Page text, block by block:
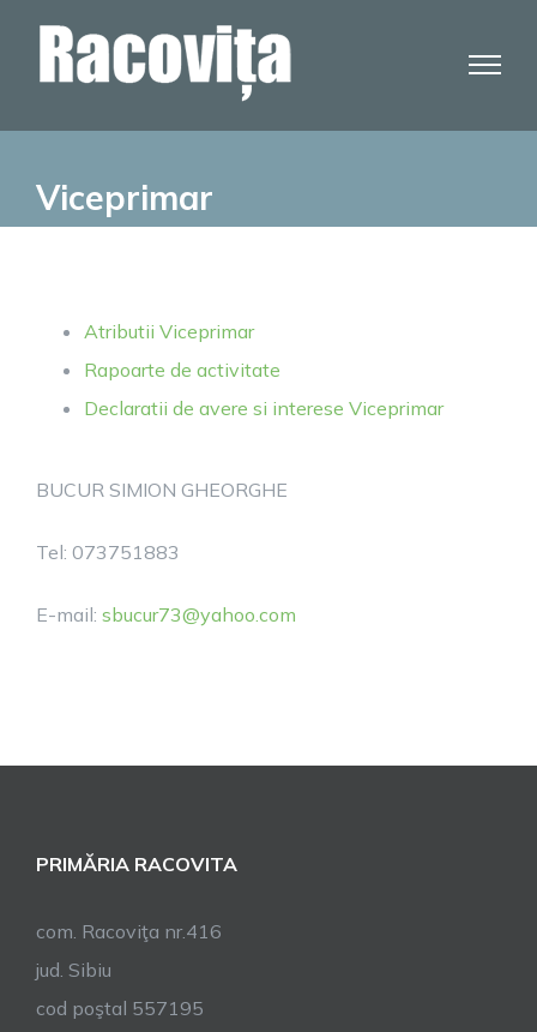
Viceprimar
Atributii Viceprimar
Rapoarte de activitate
Declaratii de avere si interese Viceprimar
BUCUR SIMION GHEORGHE
Tel: 073751883
E-mail: sbucur73@yahoo.com
PRIMĂRIA RACOVITA
com. Racoviţa nr.416
jud. Sibiu
cod poştal 557195